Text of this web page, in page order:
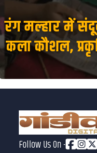
रंग मल्हार में
कला कौशल,
दिया
Follow Us On -